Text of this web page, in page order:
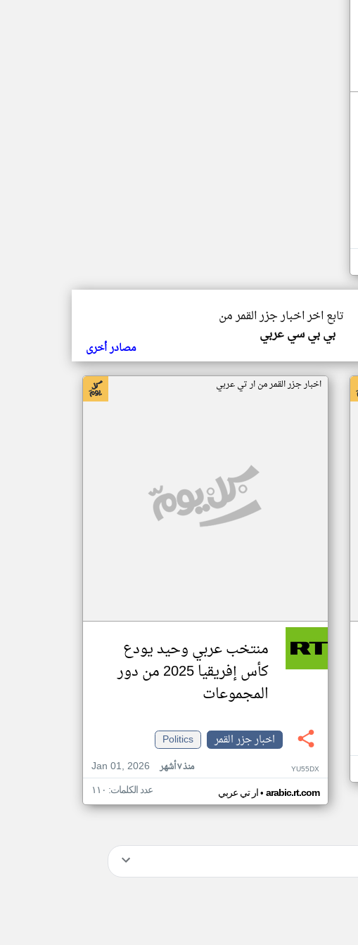
تابع اخر اخبار جزر القمر من
بي بي سي عربي
مصادر أخرى
اخبار جزر القمر من ار تي عربي
منتخب عربي وحيد يودع
كأس إفريقيا 2025 من دور
المجموعات
اخبار جزر القمر
Politics
Jan 01, 2026
منذ ٧ أشهر YU55DX
ار تي عربي• arabic.rt.com عدد الكلمات: ١١٠